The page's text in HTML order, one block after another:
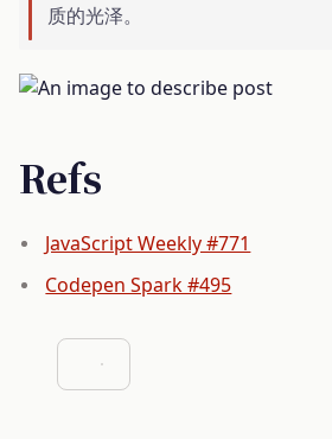
质的光泽。
Refs
JavaScript Weekly #771
Codepen Spark #495